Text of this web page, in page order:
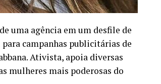
uma agência em um desfile de
campanhas publicitárias de
Ativista, apoia diversas
mulheres mais poderosas do